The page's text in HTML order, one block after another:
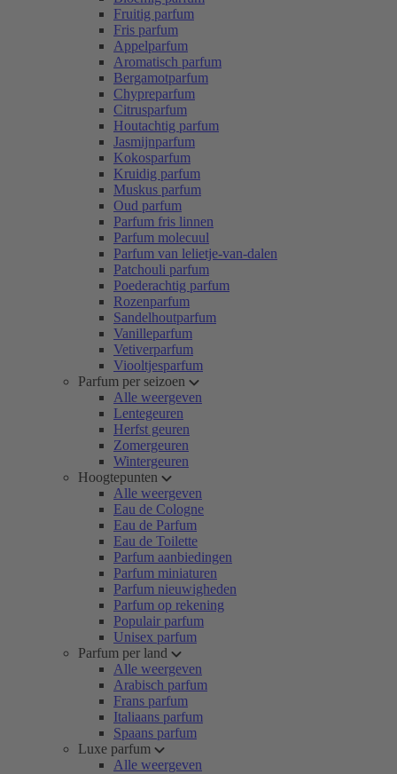
Fruitig parfum
Fris parfum
Appelparfum
Aromatisch parfum
Bergamotparfum
Chypreparfum
Citrusparfum
Houtachtig parfum
Jasmijnparfum
Kokosparfum
Kruidig parfum
Muskus parfum
Oud parfum
Parfum fris linnen
Parfum molecuul
Parfum van lelietje-van-dalen
Patchouli parfum
Poederachtig parfum
Rozenparfum
Sandelhoutparfum
Vanilleparfum
Vetiverparfum
Viooltjesparfum
Parfum per seizoen
Alle weergeven
Lentegeuren
Herfst geuren
Zomergeuren
Wintergeuren
Hoogtepunten
Alle weergeven
Eau de Cologne
Eau de Parfum
Eau de Toilette
Parfum aanbiedingen
Parfum miniaturen
Parfum nieuwigheden
Parfum op rekening
Populair parfum
Unisex parfum
Parfum per land
Alle weergeven
Arabisch parfum
Frans parfum
Italiaans parfum
Spaans parfum
Luxe parfum
Alle weergeven